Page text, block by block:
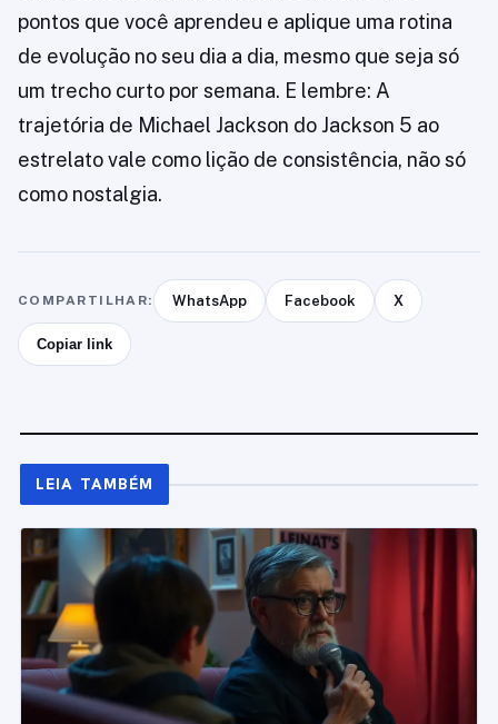
pontos que você aprendeu e aplique uma rotina
de evolução no seu dia a dia, mesmo que seja só
um trecho curto por semana. E lembre: A
trajetória de Michael Jackson do Jackson 5 ao
estrelato vale como lição de consistência, não só
como nostalgia.
COMPARTILHAR: WhatsApp Facebook X
Copiar link
LEIA TAMBÉM